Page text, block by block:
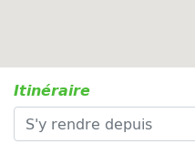
Itinéraire